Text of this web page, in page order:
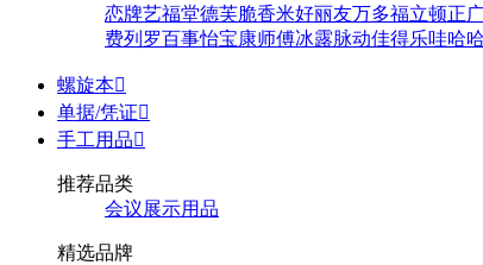
恋牌艺福堂德芙脆香米好丽友万多福立顿正
费列罗百事怡宝康师傅冰露脉动佳得乐哇哈哈
螺旋本
单据/凭证
手工用品
推荐品类
会议展示用品
精选品牌